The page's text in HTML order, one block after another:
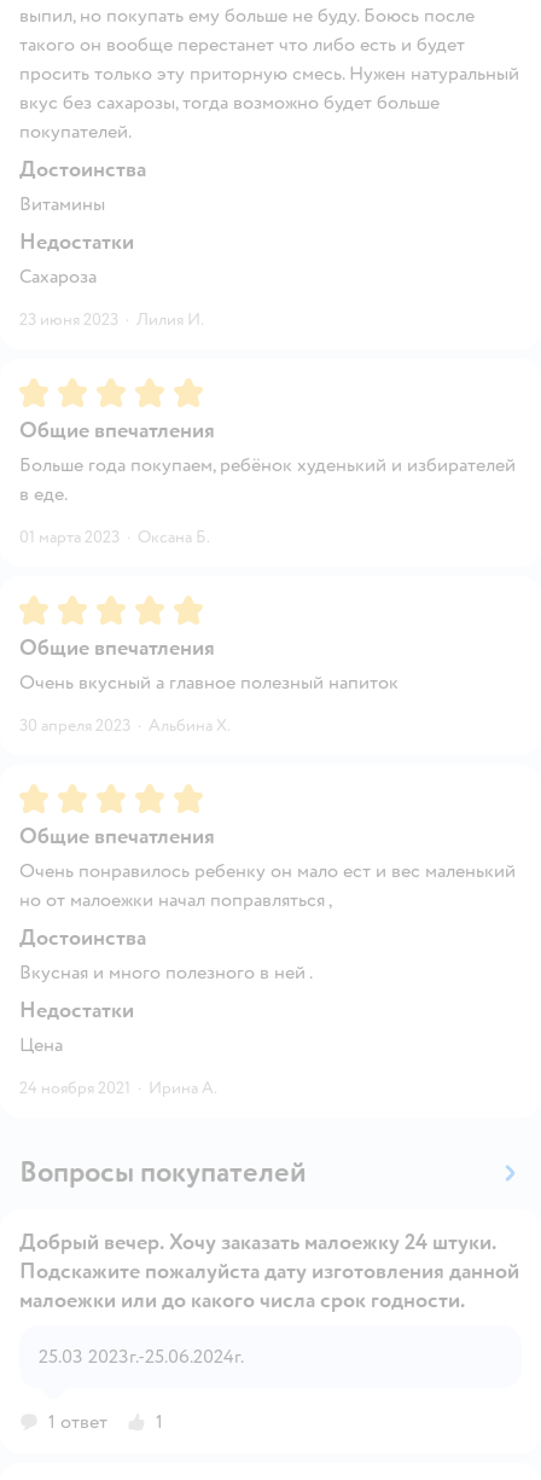
выпил, но покупать ему больше не буду. Боюсь после
такого он вообще перестанет что либо есть и будет
просить только эту приторную смесь. Нужен натуральный
вкус без сахарозы, тогда возможно будет больше
покупателей.
Достоинства
Витамины
Недостатки
Сахароза
23 июня 2023 · Лилия И.
Рейтинг:5
Общие впечатления
Больше года покупаем, ребёнок худенький и избирателей
в еде.
01 марта 2023 · Оксана Б.
Рейтинг:5
Общие впечатления
Очень вкусный а главное полезный напиток
30 апреля 2023 · Альбина Х.
Рейтинг:5
Общие впечатления
Очень понравилось ребенку он мало ест и вес маленький
но от малоежки начал поправляться ,
Достоинства
Вкусная и много полезного в ней .
Недостатки
Цена
24 ноября 2021 · Ирина А.
Вопросы покупателей
Добрый вечер. Хочу заказать малоежку 24 штуки.
Подскажите пожалуйста дату изготовления данной
малоежки или до какого числа срок годности.
25.03 2023г.-25.06.2024г.
1 ответ 1